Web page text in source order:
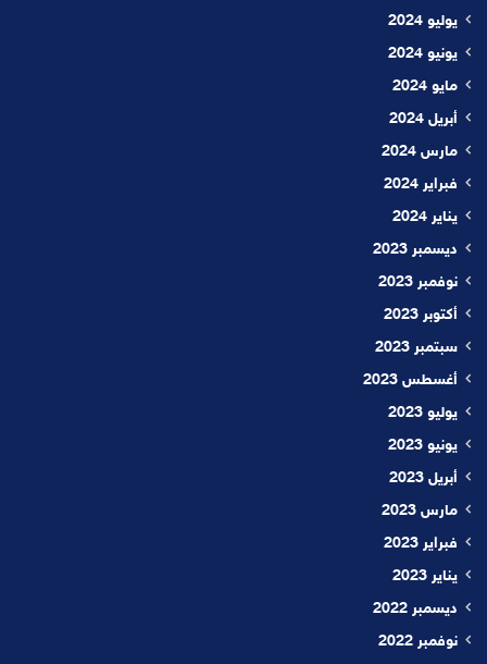
يوليو 2024
يونيو 2024
مايو 2024
أبريل 2024
مارس 2024
فبراير 2024
يناير 2024
ديسمبر 2023
نوفمبر 2023
أكتوبر 2023
سبتمبر 2023
أغسطس 2023
يوليو 2023
يونيو 2023
أبريل 2023
مارس 2023
فبراير 2023
يناير 2023
ديسمبر 2022
نوفمبر 2022